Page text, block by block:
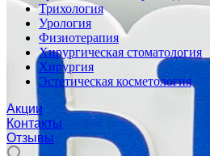
Трихология
Урология
Физиотерапия
Хирургическая стоматология
Хирургия
Эстетическая косметология
Акции
Контакты
Отзывы